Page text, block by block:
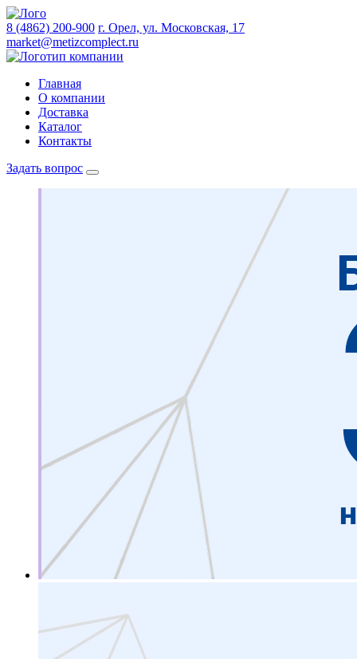
8 (4862) 200-900 г. Орел, ул. Московская, 17
market@metizcomplect.ru
Главная
О компании
Доставка
Каталог
Контакты
Задать вопрос